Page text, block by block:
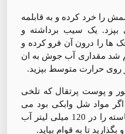
را خرد کرده و به قابلمه
بپزد. یک سیب برداشته و
ها را درون آن فرو کرده و
شد مقداری آب جوش به ان
و پوست پرتقال که تلخی
اگر مواد شل وابکی بود می
توانید نصف قاشق غذاخوری نشاسته را در 120 میلی لیتر آب
تا به قوام بیاید.